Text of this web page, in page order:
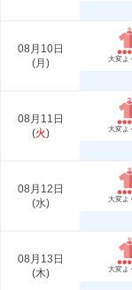
08月10日
(月 ) 大変よ
08月11日
(火) 大変よ
08月12日
(水) 大変よ
08月13日
(木) 大変よ